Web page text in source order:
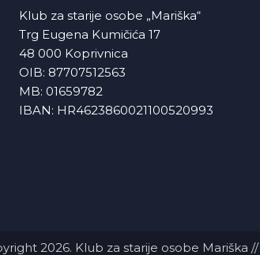
Klub za starije osobe „Mariška“
Trg Eugena Kumičića 17
48 000 Koprivnica
OIB: 87707512563
MB: 01659782
IBAN: HR4623860021100520993
2026. Klub za starije osobe Mariška //